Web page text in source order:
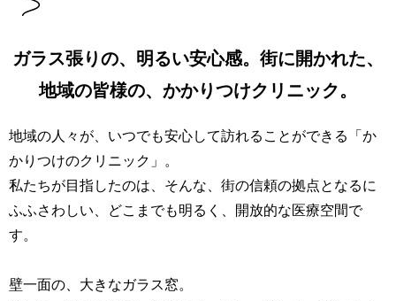
ガラス張りの、明るい安心感。街に開かれた、
地域の皆様の、かかりつけクリニック。
地域の人々が、いつでも安心して訪れることができる「か
かりつけのクリニック」。
私たちが目指したのは、そんな、街の信頼の拠点となるに
ふふさわしい、どこまでも明るく、開放的な医療空間で
す。
壁一面の、大きなガラス窓。